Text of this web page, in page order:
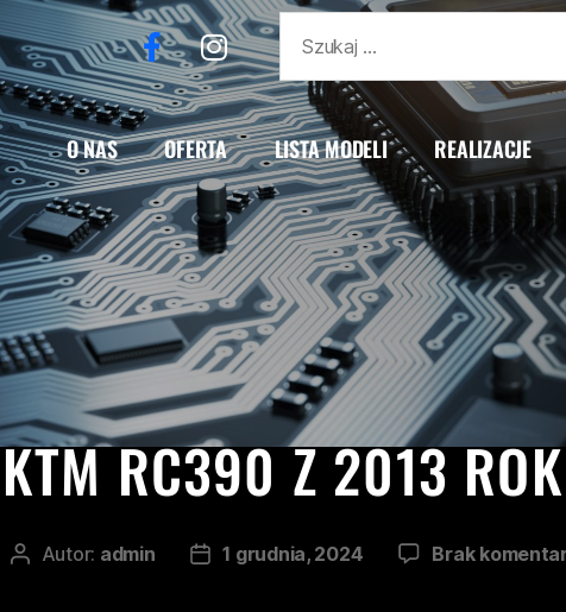
O NAS OFERTA LISTA MODELI REALIZACJE
KTM RC390 REALIZACJE
KTM RC390 Z 2013
Autor: admin 1 grudnia, 2024 Brak